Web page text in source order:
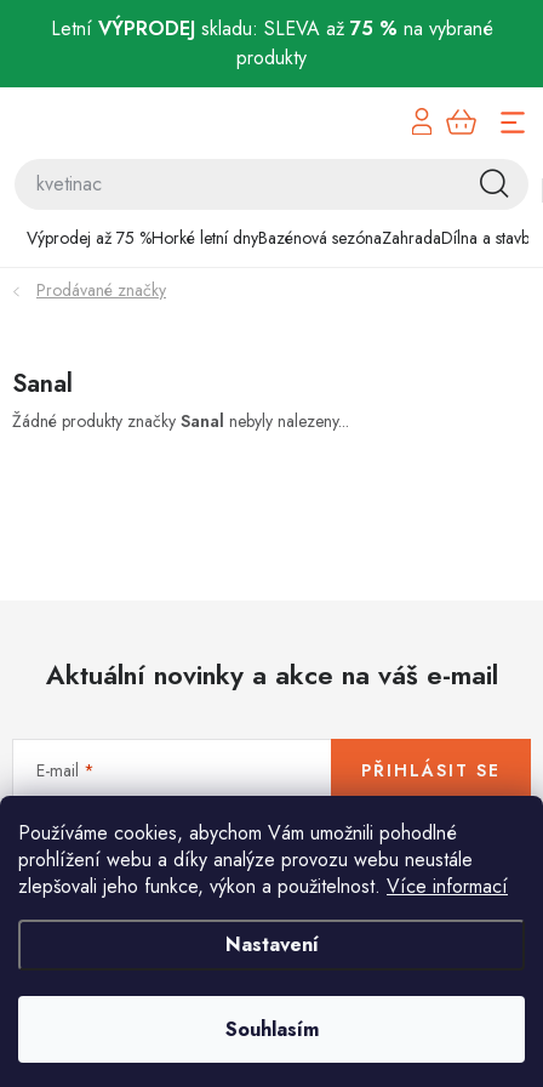
Letní VÝPRODEJskladu: SLEVA až 75 % na vybrané
produkty
Používáme cookies, abychom Vám umožnili pohodlné
prohlížení webu a díky analýze provozu webu neustále
zlepšovali jeho funkce, výkon a použitelnost. Více informací
Nastavení
Souhlasím
Výprodej až 75 %Horké letní dnyBazénová sezónaZahradaDílna a stavba
Bazénová sezóna
Zahrada
Domácnost
Novinky
World Cleanup Day
Akční ceny
Půjčovna Kontaktuje nás
Obchodní podmínky
Vrácení a reklamace
Podmínky ochrany osobních údajů
Obchodní podmínky pro podnikatele
Způsob doručení a platby
Zásady používání cookies
Prodávané značky
Sanal
Žádné produkty značky Sanal nebyly nalezeny...
Aktuální novinky a akce na váš e-mail
E-mail
Vložením e-mailu souhlasíte spodmínkami ochrany osobních údajů
PŘIHLÁSIT SE
Pomůžeme vám s výběrem
Potřebujete s něčím poradit? Jsme tu pro vás!
info@huka.cz